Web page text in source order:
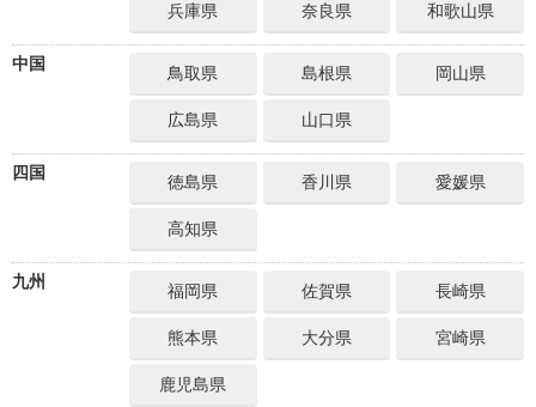
兵庫県 奈良県 和歌山県
中国 鳥取県 島根県 岡山県
広島県 山口県
四国 徳島県 香川県 愛媛県
高知県
九州 福岡県 佐賀県 長崎県
熊本県 大分県 宮崎県
鹿児島県